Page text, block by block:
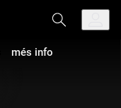
més info